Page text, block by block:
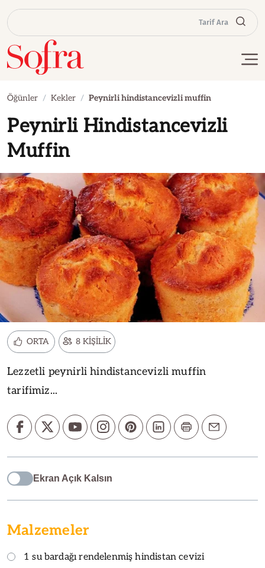
Tarif Ara
Öğünler Kekler Peynirli hindistancevizli muffin
Peynirli Hindistancevizli
Muffin
ORTA 8 KİŞİLİK
Lezzetli peynirli hindistancevizli muffin
tarifimiz...
Ekran Açık Kalsın
Malzemeler
1 su bardağı rendelenmiş hindistan cevizi